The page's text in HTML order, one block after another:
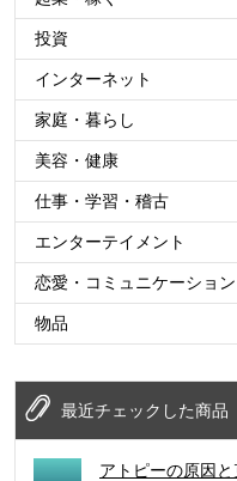
投資
インターネット
家庭・暮らし
美容・健康
仕事・学習・稽古
エンターテイメント
恋愛・コミュニケーション
物品
最近チェックした商品
アトピーの原因